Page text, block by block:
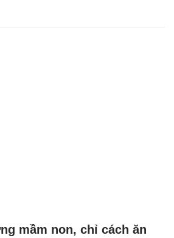
mầm non, chỉ cách ăn